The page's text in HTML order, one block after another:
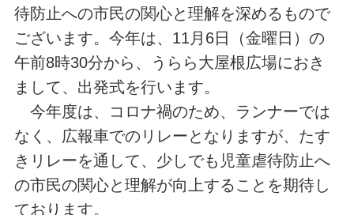
待防止への市民の関心と理解を深めるもので
ございます。今年は、11月6日（金曜日）の
午前8時30分から、うらら大屋根広場におき
まして、出発式を行います。
今年度は、コロナ禍のため、ランナーでは
なく、広報車でのリレーとなりますが、たす
きリレーを通して、少しでも児童虐待防止へ
の市民の関心と理解が向上することを期待し
ております。